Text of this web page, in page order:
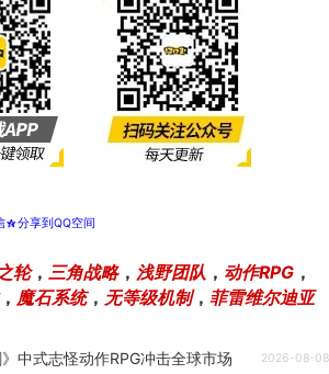
z分享到QQ空间
轮， 三角战略， 浅野团队 ， 动作RPG ，
， 魔石系统， 无等级机制， 菲雷维尔迪亚
中式志怪动作RPG冲击全球市场 2026-08-08